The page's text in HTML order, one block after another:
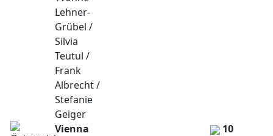
Lehner-
Grübel /
Silvia
Teutul /
Frank
Albrecht /
Stefanie
Geiger
Vienna
10